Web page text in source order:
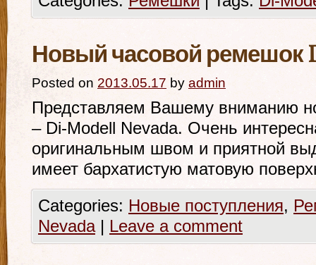
Новый часовой ремешок
Posted on 2013.05.17 by admin
Представляем Вашему вниманию
– Di-Modell Nevada. Очень
оригинальным швом и приятной
имеет бархатистую матовую
Categories: Новые поступления,
Nevada | Leave a comment